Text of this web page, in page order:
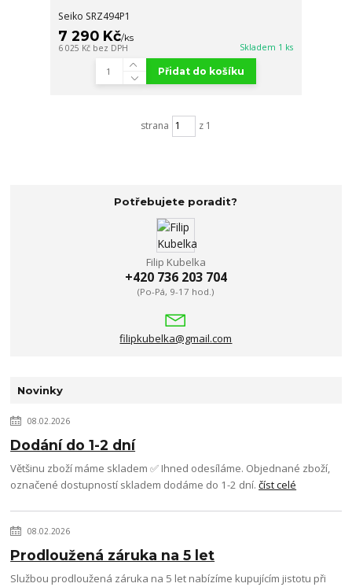
Seiko SRZ494P1
7 290 Kč/ks
6 025 Kč bez DPH Skladem 1 ks
Přidat do košíku
strana z 1
Potřebujete poradit?
Filip Kubelka
+420 736 203 704
(Po-Pá, 9-17 hod.)
filipkubelka@gmail.com
Novinky
08.02.2026
Dodání do 1-2 dní
Většinu zboží máme skladem ✅ Ihned odesíláme. Objednané zboží,
označené dostupností skladem dodáme do 1-2 dní.číst celé
08.02.2026
Prodloužená záruka na 5 let
Službou prodloužená záruka na 5 let nabízíme kupujícím jistotu při